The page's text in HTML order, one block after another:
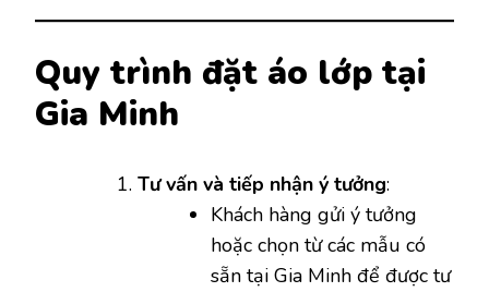
Quy trình đặt áo lớp tại
Gia Minh
Tư vấn và tiếp nhận ý tưởng:
Khách hàng gửi ý tưởng
hoặc chọn từ các mẫu có
sẵn tại Gia Minh để được tư